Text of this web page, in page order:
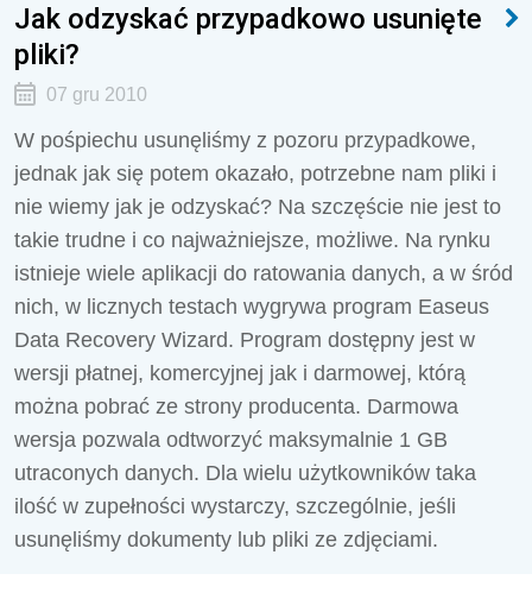
Jak odzyskać przypadkowo usunięte
pliki?
07 gru 2010
W pośpiechu usunęliśmy z pozoru przypadkowe,
jednak jak się potem okazało, potrzebne nam pliki i
nie wiemy jak je odzyskać? Na szczęście nie jest to
takie trudne i co najważniejsze, możliwe. Na rynku
istnieje wiele aplikacji do ratowania danych, a w śród
nich, w licznych testach wygrywa program Easeus
Data Recovery Wizard. Program dostępny jest w
wersji płatnej, komercyjnej jak i darmowej, którą
można pobrać ze strony producenta. Darmowa
wersja pozwala odtworzyć maksymalnie 1 GB
utraconych danych. Dla wielu użytkowników taka
ilość w zupełności wystarczy, szczególnie, jeśli
usunęliśmy dokumenty lub pliki ze zdjęciami.